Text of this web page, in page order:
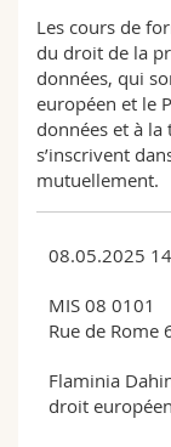
Les cours de
du droit de la
données, qui
européen et le
données et à
s’inscrivent
mutuellement.
08.05.2025
MIS 08 0101
Rue de Rome
Flaminia
droit